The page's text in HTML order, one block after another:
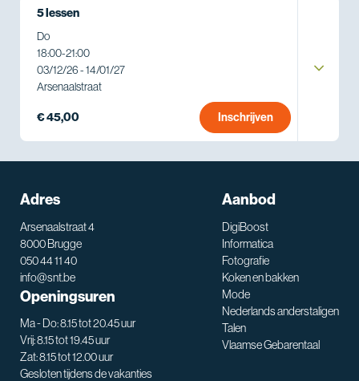
5 lessen
Do
18:00-21:00
03/12/26 - 14/01/27
Arsenaalstraat
€ 45,00 Inschrijven
Adres
Arsenaalstraat 4
8000 Brugge
050 44 11 40
info@snt.be
Openingsuren
Ma - Do: 8.15 tot 20.45 uur
Vrij: 8.15 tot 19.45 uur
Zat: 8.15 tot 12.00 uur
Gesloten tijdens de vakanties
Aanbod
DigiBoost
Informatica
Fotografie
Koken en bakken
Mode
Nederlands anderstaligen
Talen
Vlaamse Gebarentaal